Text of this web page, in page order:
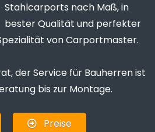
Stahlcarports nach Maß, in
bester Qualität und perfekter
von Carportmaster.
der Service für Bauherren ist
bis zur Montage.
Preise